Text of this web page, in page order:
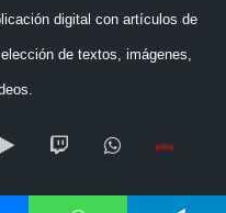
digital con artículos de
de textos, imágenes,
Google
Play
TwitchWhatsApp
en